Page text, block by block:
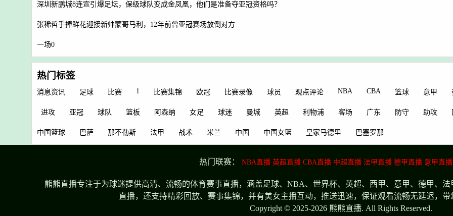
深圳新鹏城8连宣引爆足坛，保级球队变成金凤凰，他们是准备夺亚冠资格吗？
张稀哲手捧鲜花迎接新帅蒙哥马利，12年前曾亚冠赛场放倒对方
一场0
热门标签
消息资讯 足球 比赛 1 比赛集锦 欧冠 比赛录像 球员 观点评论 NBA CBA 篮球 意甲
进攻 亚冠 球队 篮板 阿森纳 女足 球迷 曼城 英超 利物浦 客场 广东 防守 助攻
中国篮球 巴萨 那不勒斯 法甲 战术 米兰 中国 中国女篮 皇家马德里 巴塞罗那
热门联赛： NBA直播 英超直播 CBA直播 中超直播 法甲直播 德甲直播 意甲直播
熊熊直播专注于为球迷提供高清、流畅的体育赛事直播，涵盖足球、NBA、世界杯、英超、西甲、意甲、德甲、
直播，还支持精彩回放、赛事集锦，并有美女主播互动，推送迅速，保证观看流畅无延迟，
Copyright © 2025-2026 熊熊直播. All Rights Reserved.